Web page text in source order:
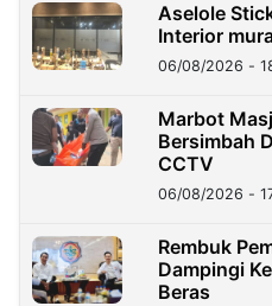
Aselole
Interior
06/08/2026 -
Marbot
Bersimbah
CCTV
06/08/2026 -
Rembuk
Dampingi
Beras